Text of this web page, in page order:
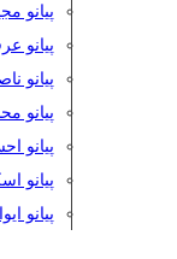
پیانو
پیانو
پیانو
پیانو
پیانو
پیانو
پیانو